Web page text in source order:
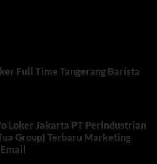
Full Time Tangerang Barista
Loker Jakarta PT Perindustrian
Group) Terbaru Marketing